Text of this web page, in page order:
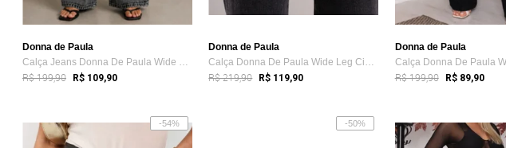
Donna de Paula
Calça Jeans Donna De Paula Wide Leg Graf...
R$ 199,90 R$ 109,90
Donna de Paula
Calça Donna De Paula Wide Leg Cinza Graf...
R$ 219,90 R$ 119,90
Donna de Paula
R$ 199,90 R$ 89,90
-54% -50%